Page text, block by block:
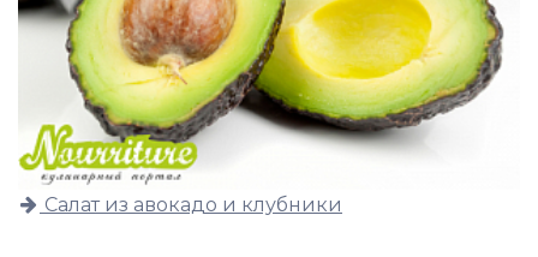
Салат из авокадо и клубники